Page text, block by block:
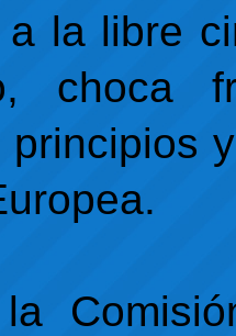
la libre
choca
principios